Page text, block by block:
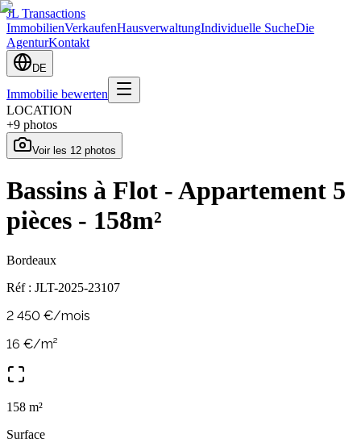
JL Transactions
ImmobilienVerkaufenHausverwaltungIndividuelle SucheDie
AgenturKontakt
DE
Immobilie bewerten
LOCATION
+9 photos
Voir les 12 photos
Bassins à Flot - Appartement 5
pièces - 158m²
Bordeaux
Réf : JLT-2025-23107
2 450 €/mois
16 €/m²
158 m²
Surface